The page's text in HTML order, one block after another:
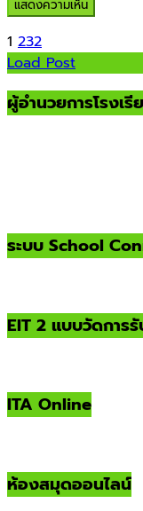
1 232
Load Post
ผู้อำนวยการโรงเรี
ระบบ School
EIT 2 แบบวัดการ
ITA Online
ห้องสมุดออนไลน์